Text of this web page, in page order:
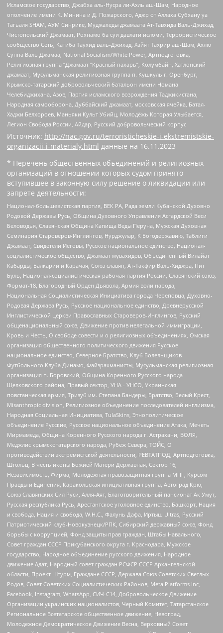
Исламское государство, Джабха аль-Нусра ли-Ахль аш-Шам, Народное
ополчение имени К. Минина и Д. Пожарского, Аджр от Аллаха Субхану уа
Тагьаля SHAM, АУМ Синрике, Муджахеды джамаата Ат-Тавхида Валь-Джихад,
Чистопольский Джамаат, Рохнамо ба суи давлати исломи, Террористическое
сообщество Сеть, Катиба Таухид валь-Джихад, Хайят Тахрир аш-Шам, Ахлю
Сунна Валь Джамаа, National Socialism/White Power, Артподготовка,
Религиозная группа “Джамаат “Красный пахарь”, Колумбайн, Хатлонский
джамаат, Мусульманская религиозная группа п. Кушкуль г. Оренбург,
Крымско-татарский добровольческий батальон имени Номана
Челебиджихана, Азов, Партия исламского возрождения Таджикистана,
Народная самооборона, Дуббайский джамаат, московская ячейка, Батал-
Хаджи Белхороев, Маньяки Культ Убийц, Молодёжь Которая Улыбается,
Легион Свобода России, Айдар, Русский добровольческий корпус
Источник: http://nac.gov.ru/terroristicheskie-i-ekstremistskie-
organizacii-i-materialy.html данные на 16.11.2023
* Перечень общественных объединений и религиозных
организаций в отношении которых судом принято
вступившее в законную силу решение о ликвидации или
запрете деятельности:
Национал-большевистская партия, ВЕК РА, Рада земли Кубанской Духовно
Родовой Державы Русь, Община Духовного Управления Асгардской Веси
Беловодья, Славянская Община Капища Веды Перуна, Мужская Духовная
Семинария Староверов-Инглингов, Нурджулар, К Богодержавию, Таблиги
Джамаат, Свидетели Иеговы, Русское национальное единство, Национал-
социалистическое общество, Джамаат мувахидов, Объединенный Вилайат
Кабарды, Балкарии и Карачая, Союз славян, Ат-Такфир Валь-Хиджра, Пит
Буль, Национал-социалистическая рабочая партия России, Славянский союз,
Формат-18, Благородный Орден Дьявола, Армия воли народа,
Национальная Социалистическая Инициатива города Череповца, Духовно-
Родовая Держава Русь, Русское национальное единство, Древнерусской
Инглистической церкви Православных Староверов-Инглингов, Русский
общенациональный союз, Движение против нелегальной иммиграции,
Кровь и Честь, О свободе совести и о религиозных объединениях, Омская
организация общественного политического движения Русское
национальное единство, Северное Братство, Клуб Болельщиков
Футбольного Клуба Динамо, Файзрахманисты, Мусульманская религиозная
организация п. Боровский, Община Коренного Русского народа
Щелковского района, Правый сектор, УНА - УНСО, Украинская
повстанческая армия, Тризуб им. Степана Бандеры, Братство, Белый Крест,
Misanthropic division, Религиозное объединение последователей инглиизма,
Народная Социальная Инициатива, TulaSkins, Этнополитическое
объединение Русские, Русское национальное объединение Атака, Мечеть
Мирмамеда, Община Коренного Русского народа г. Астрахани, ВОЛЯ,
Меджлис крымскотатарского народа, Рубеж Севера, ТОЙС, О
противодействии экстремистской деятельности, РЕВТАТПОД, Артподготовка,
Штольц, В честь иконы Божией Матери Державная, Сектор 16,
Независимость, Фирма, Молодежная правозащитная группа МПГ, Курсом
Правды и Единения, Каракольская инициативная группа, Автоград Крю,
Союз Славянских Сил Руси, Алля-Аят, Благотворительный пансионат Ак Умут,
Русская республика Русь, Арестантское уголовное единство, Башкорт, Нация
и свобода, Нация и свобода, W.H.С., Фалунь Дафа, Иртыш Ultras, Русский
Патриотический клуб-Новокузнецк/РПК, Сибирский державный союз, Фонд
борьбы с коррупцией, Фонд защиты прав граждан, Штабы Навального,
Совет граждан СССР Прикубанского округа г. Краснодара, Мужское
государство, Народное объединение русского движения, Народное
движение Адат, Народный совет граждан РСФСР СССР Архангельской
области, Проект Штурм, Граждане СССР, Держава Союз Советских Светлых
Родов, Совет Советских Социалистических Районов, Meta Platforms Inc,
Facebook, Instagram, WhatsApp, СИЧ-С14, Добровольческое Движение
Организации украинских националистов, Черный Комитет, Татарстанское
Региональное Всетатарское общественное движение, Невоград,
Молодежное Демократическое Движение Весна, Верховный Совет